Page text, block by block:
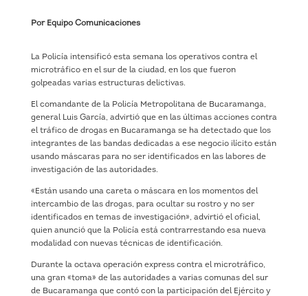
Por Equipo Comunicaciones
La Policía intensificó esta semana los operativos contra el
microtráfico en el sur de la ciudad, en los que fueron
golpeadas varias estructuras delictivas.
El comandante de la Policía Metropolitana de Bucaramanga,
general Luis García, advirtió que en las últimas acciones contra
el tráfico de drogas en Bucaramanga se ha detectado que los
integrantes de las bandas dedicadas a ese negocio ilícito están
usando máscaras para no ser identificados en las labores de
investigación de las autoridades.
«Están usando una careta o máscara en los momentos del
intercambio de las drogas, para ocultar su rostro y no ser
identificados en temas de investigación», advirtió el oficial,
quien anunció que la Policía está contrarrestando esa nueva
modalidad con nuevas técnicas de identificación.
Durante la octava operación express contra el microtráfico,
una gran «toma» de las autoridades a varias comunas del sur
de Bucaramanga que contó con la participación del Ejército y